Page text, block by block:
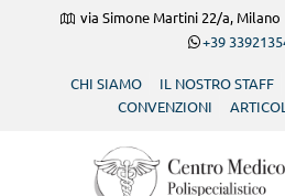
via Simone Martini 22/a, Milano
+39
CHI SIAMO IL NOSTRO STAFF
CONVENZIONI